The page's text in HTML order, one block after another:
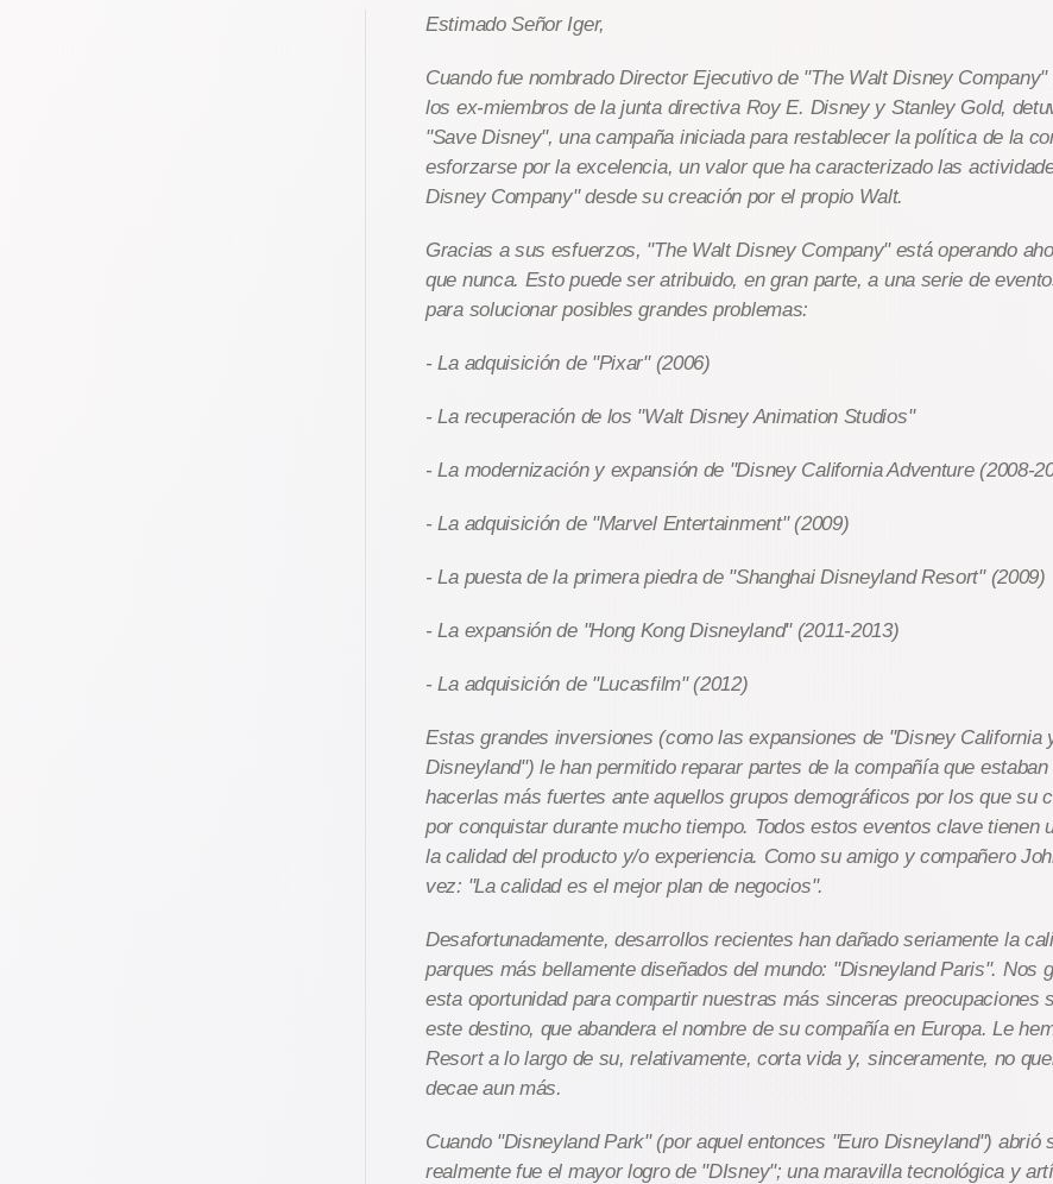
Estimado Señor Iger,
Cuando fue nombrado Director Ejecutivo de "The Walt Disney Company"
los ex-miembros de la junta directiva Roy E. Disney y Stanley Gold,
"Save Disney", una campaña iniciada para restablecer la política de la
esforzarse por la excelencia, un valor que ha caracterizado las
Disney Company" desde su creación por el propio Walt.
Gracias a sus esfuerzos, "The Walt Disney Company" está operando
que nunca. Esto puede ser atribuido, en gran parte, a una serie de
para solucionar posibles grandes problemas:
- La adquisición de "Pixar" (2006)
- La recuperación de los "Walt Disney Animation Studios"
- La modernización y expansión de "Disney California Adventure (2008-
- La adquisición de "Marvel Entertainment" (2009)
- La puesta de la primera piedra de "Shanghai Disneyland Resort" (2009)
- La expansión de "Hong Kong Disneyland" (2011-2013)
- La adquisición de "Lucasfilm" (2012)
Estas grandes inversiones (como las expansiones de "Disney California
Disneyland") le han permitido reparar partes de la compañía que
hacerlas más fuertes ante aquellos grupos demográficos por los que su
por conquistar durante mucho tiempo. Todos estos eventos clave tienen
la calidad del producto y/o experiencia. Como su amigo y compañero
vez: "La calidad es el mejor plan de negocios".
Desafortunadamente, desarrollos recientes han dañado seriamente la
parques más bellamente diseñados del mundo: "Disneyland Paris". Nos
esta oportunidad para compartir nuestras más sinceras preocupaciones
este destino, que abandera el nombre de su compañía en Europa. Le
Resort a lo largo de su, relativamente, corta vida y, sinceramente, no
decae aun más.
Cuando "Disneyland Park" (por aquel entonces "Euro Disneyland") abrió
realmente fue el mayor logro de "DIsney"; una maravilla tecnológica y